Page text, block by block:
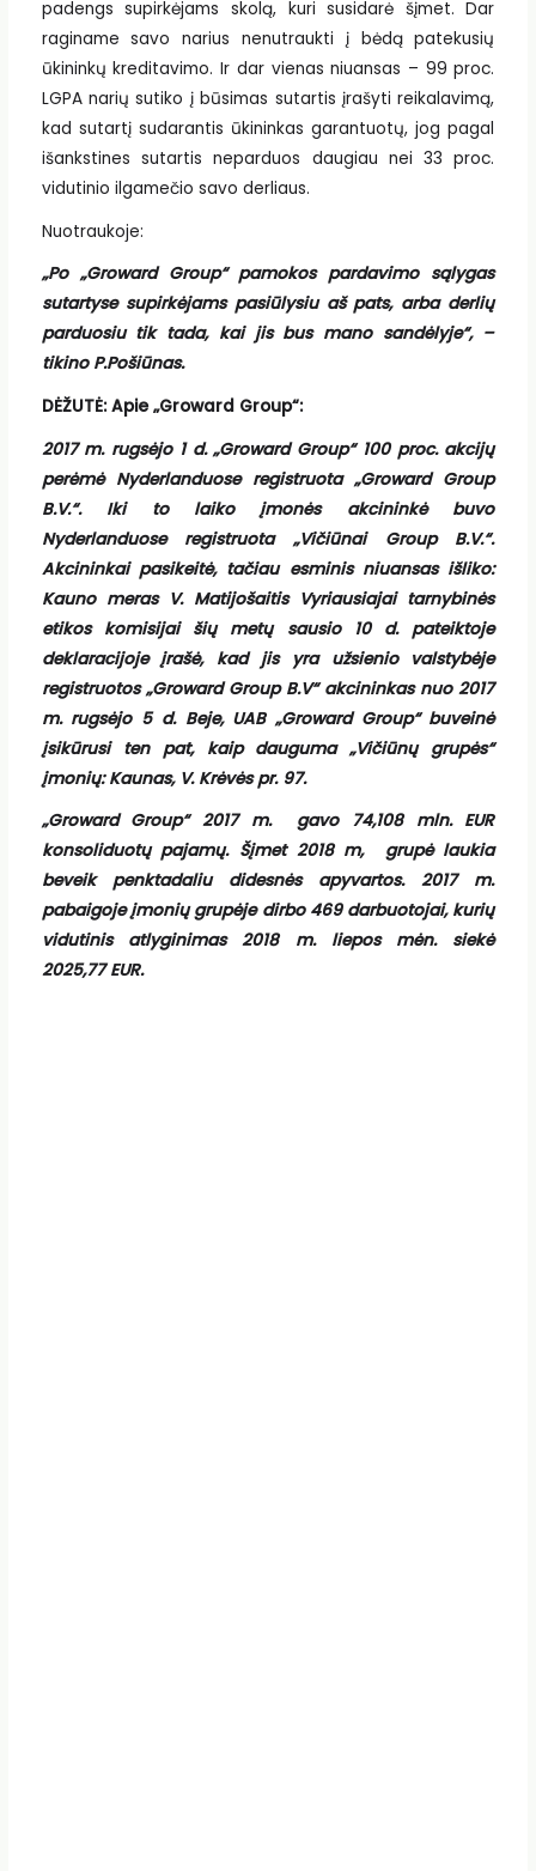
padengs supirkėjams skolą, kuri susidarė šįmet. Dar
raginame savo narius nenutraukti į bėdą patekusių
ūkininkų kreditavimo. Ir dar vienas niuansas – 99 proc.
LGPA narių sutiko į būsimas sutartis įrašyti reikalavimą,
kad sutartį sudarantis ūkininkas garantuotų, jog pagal
išankstines sutartis neparduos daugiau nei 33 proc.
vidutinio ilgamečio savo derliaus.
Nuotraukoje:
„Po „Groward Group“ pamokospardavimo sąlygas
sutartyse supirkėjams pasiūlysiu aš pats, arba derlių
parduosiu tik tada, kai jis bus mano sandėlyje“, –
tikino P.Pošiūnas.
DĖŽUTĖ: Apie „Groward Group“:
2017 m. rugsėjo 1 d. „Groward Group“ 100 proc. akcijų
perėmė Nyderlanduose registruota „Groward Group
B.V.“. Iki to laiko įmonės akcininkė buvo
Nyderlanduose registruota „Vičiūnai Group B.V.“.
Akcininkai pasikeitė, tačiau esminis niuansas išliko:
Kauno meras V. Matijošaitis Vyriausiajai tarnybinės
etikos komisijai šių metų sausio 10 d. pateiktoje
deklaracijoje įrašė, kad jis yra užsienio valstybėje
registruotos „Groward Group B.V“ akcininkas nuo 2017
m. rugsėjo 5 d. Beje, UAB „Groward Group“ buveinė
įsikūrusi ten pat, kaip dauguma „Vičiūnų grupės“
įmonių: Kaunas, V. Krėvės pr. 97.
„Groward Group“ 2017 m. gavo 74,108 mln. EUR
konsoliduotų pajamų. Šįmet 2018 m, grupė laukia
beveik penktadaliu didesnės apyvartos. 2017 m.
pabaigoje įmonių grupėje dirbo 469 darbuotojai, kurių
vidutinis atlyginimas 2018 m. liepos mėn. siekė
2025,77 EUR.